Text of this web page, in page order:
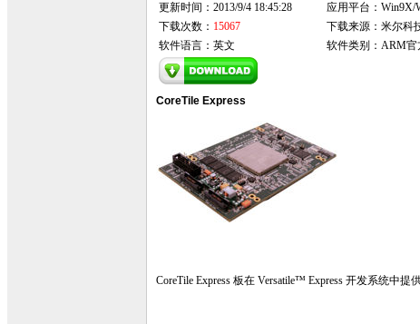
更新时间：2013/9/4 18:45:28
应用平台：Win9X/
下载次数： 15067
下载来源：米尔科
软件语言：英文
软件类别：ARM官
CoreTile Express
CoreTile Express 板在 Versatile™ Express 开发系统中